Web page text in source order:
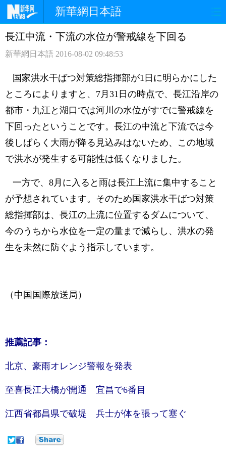
新華網日本語
ホームページ 政治 経済
観光 評論 写真
中日対訳
長江中流・下流の水位が警戒線を下回る
新華網日本語 2016-08-02 09:48:53
国家洪水干ばつ対策総指揮部が1日に明らかにした
ところによりますと、7月31日の時点で、長江沿岸の
都市・九江と湖口では河川の水位がすでに警戒線を
下回ったということです。長江の中流と下流では今
後しばらく大雨が降る見込みはないため、この地域
で洪水が発生する可能性は低くなりました。
一方で、8月に入ると雨は長江上流に集中すること
が予想されています。そのため国家洪水干ばつ対策
総指揮部は、長江の上流に位置するダムについて、
今のうちから水位を一定の量まで減らし、洪水の発
生を未然に防ぐよう指示しています。
（中国国際放送局）
推薦記事：
北京、豪雨オレンジ警報を発表
至喜長江大橋が開通 宜昌で6番目
江西省都昌県で破堤 兵士が体を張って塞ぐ